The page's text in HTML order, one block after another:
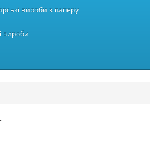
вироби з паперу
вироби